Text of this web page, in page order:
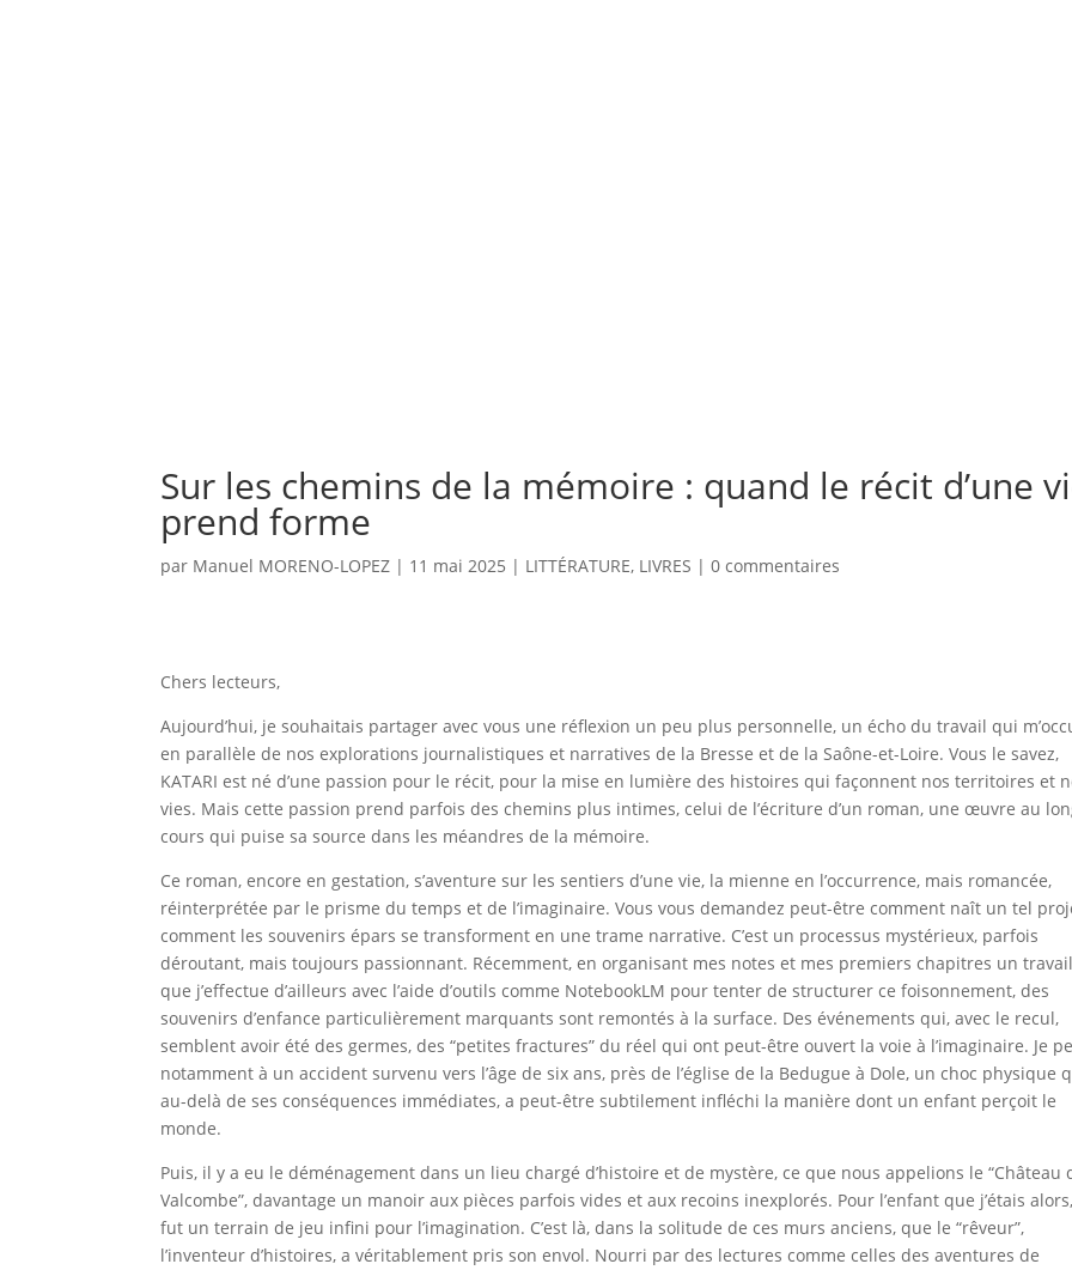
Sur les chemins de la mémoire : quand le récit d’une
prend forme
par Manuel MORENO-LOPEZ | 11 mai 2025 | LITTÉRATURE, LIVRES |0 commentaires
Chers lecteurs,
Aujourd’hui, je souhaitais partager avec vous une réflexion un peu plus personnelle, un écho du travail qui
en parallèle de nos explorations journalistiques et narratives de la Bresse et de la Saône-et-Loire. Vous le savez,
KATARI est né d’une passion pour le récit, pour la mise en lumière des histoires qui façonnent nos territoires et
vies. Mais cette passion prend parfois des chemins plus intimes, celui de l’écriture d’un roman, une œuvre au
cours qui puise sa source dans les méandres de la mémoire.
Ce roman, encore en gestation, s’aventure sur les sentiers d’une vie, la mienne en l’occurrence, mais romancée,
réinterprétée par le prisme du temps et de l’imaginaire. Vous vous demandez peut-être comment naît un tel
comment les souvenirs épars se transforment en une trame narrative. C’est un processus mystérieux, parfois
déroutant, mais toujours passionnant. Récemment, en organisant mes notes et mes premiers chapitres un travail
que j’effectue d’ailleurs avec l’aide d’outils comme NotebookLM pour tenter de structurer ce foisonnement, des
souvenirs d’enfance particulièrement marquants sont remontés à la surface. Des événements qui, avec le recul,
semblent avoir été des germes, des “petites fractures” du réel qui ont peut-être ouvert la voie à l’imaginaire. Je
notamment à un accident survenu vers l’âge de six ans, près de l’église de la Bedugue à Dole, un choc physique
au-delà de ses conséquences immédiates, a peut-être subtilement infléchi la manière dont un enfant perçoit le
monde.
Puis, il y a eu le déménagement dans un lieu chargé d’histoire et de mystère, ce que nous appelions le “Château
Valcombe”, davantage un manoir aux pièces parfois vides et aux recoins inexplorés. Pour l’enfant que j’étais
fut un terrain de jeu infini pour l’imagination. C’est là, dans la solitude de ces murs anciens, que le “rêveur”,
l’inventeur d’histoires, a véritablement pris son envol. Nourri par des lectures comme celles des aventures de